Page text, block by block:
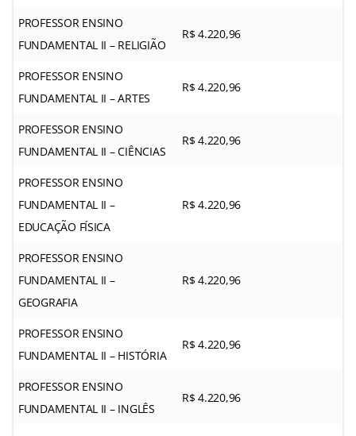
PROFESSOR ENSINO
FUNDAMENTAL II – RELIGIÃO
R$ 4.220,96
PROFESSOR ENSINO
FUNDAMENTAL II – ARTES
R$ 4.220,96
PROFESSOR ENSINO
FUNDAMENTAL II – CIÊNCIAS
R$ 4.220,96
PROFESSOR ENSINO
FUNDAMENTAL II –
EDUCAÇÃO FÍSICA
R$ 4.220,96
PROFESSOR ENSINO
FUNDAMENTAL II –
GEOGRAFIA
R$ 4.220,96
PROFESSOR ENSINO
FUNDAMENTAL II – HISTÓRIA
R$ 4.220,96
PROFESSOR ENSINO
FUNDAMENTAL II – INGLÊS
R$ 4.220,96